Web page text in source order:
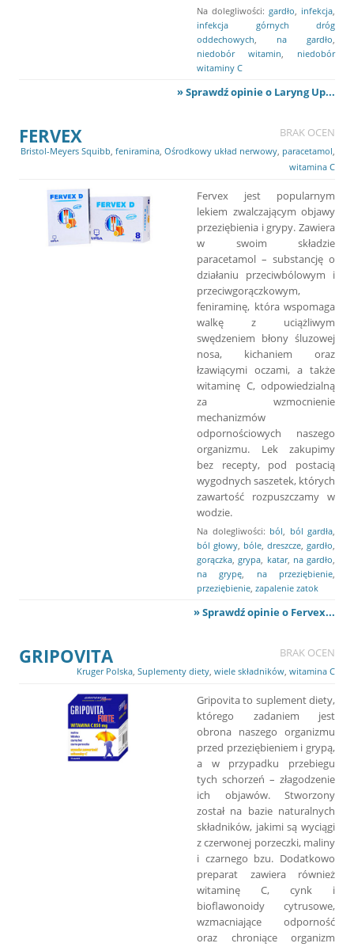
Na dolegliwości: gardło infekcja
infekcja górnych dróg
oddechowych
na gardło
niedobór witamin
niedobór
witaminy C
» Sprawdź opinie o Laryng Up...
FERVEX BRAK OCEN
Bristol-Meyers Squibb feniramina Ośrodkowy układ nerwowy paracetamol
witamina C
Fervex jest popularnym
lekiem zwalczającym objawy
przeziębienia i grypy. Zawiera
w swoim składzie
paracetamol – substancję o
działaniu przeciwbólowym i
przeciwgorączkowym,
feniraminę, która wspomaga
walkę z uciążliwym
swędzeniem błony śluzowej
nosa, kichaniem oraz
łzawiącymi oczami, a także
witaminę C, odpowiedzialną
za wzmocnienie
mechanizmów
odpornościowych naszego
organizmu. Lek zakupimy
bez recepty, pod postacią
wygodnych saszetek, których
zawartość rozpuszczamy w
wodzie.
Na dolegliwości: ból ból gardła
ból głowy bóle dreszcze gardło
gorączka ,grypa katar, na gardło
na grypę
na przeziębienie
przeziębienie zapalenie zatok
» Sprawdź opinie o Fervex...
GRIPOVITA BRAK OCEN
Kruger Polska Suplementy diety wiele składników witamina C
Gripovita to suplement diety,
którego zadaniem jest
obrona naszego organizmu
przed przeziębieniem i grypą,
a w przypadku przebiegu
tych schorzeń – złagodzenie
ich objawów. Stworzony
został na bazie naturalnych
składników, jakimi są wyciągi
z czerwonej porzeczki, maliny
i czarnego bzu. Dodatkowo
preparat zawiera również
witaminę C, cynk i
bioflawonoidy cytrusowe,
wzmacniające odporność
oraz chroniące organizm